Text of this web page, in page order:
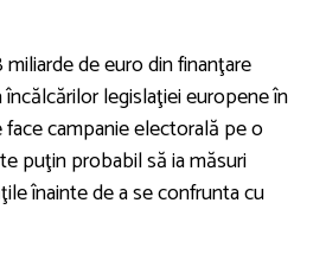
miliarde de euro din finanţare
legislaţiei europene în
face campanie electorală pe o
puţin probabil să ia măsuri
înainte de a se confrunta cu